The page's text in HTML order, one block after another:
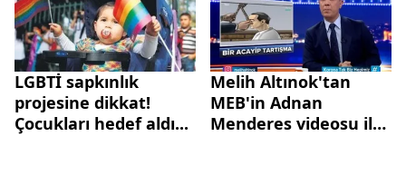
LGBTİ sapkınlık
projesine dikkat!
Çocukları hedef aldı...
Melih Altınok'tan
MEB'in Adnan
Menderes videosu ile